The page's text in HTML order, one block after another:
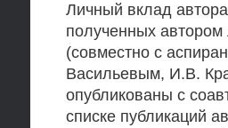
Личный вклад
полученных автором
(совместно с
Васильевым, И.В.
опубликованы с
списке публикаций